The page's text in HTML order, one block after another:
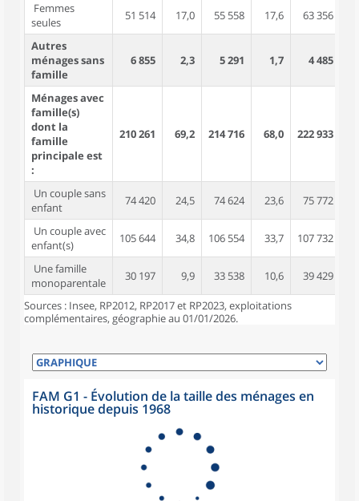
Femmes
seules
51 514 17,0 55 558 17,6 63 356
Autres
ménages sans
famille
6 855 2,3 5 291 1,7 4 485
Ménages avec
famille(s)
dont la
famille
principale est
:
210 261 69,2 214 716 68,0 222 933
Un couple sans
enfant
74 420 24,5 74 624 23,6 75 772
Un couple avec
enfant(s)
105 644 34,8 106 554 33,7 107 732
Une famille
monoparentale
30 197 9,9 33 538 10,6 39 429
Sources : Insee, RP2012, RP2017 et RP2023, exploitations
complémentaires, géographie au 01/01/2026.
FAM G1 - Évolution de la taille des ménages en
historique depuis 1968